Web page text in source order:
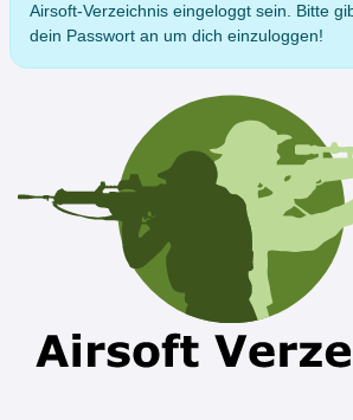
Airsoft-Verzeichnis eingeloggt sein. Bitte
dein Passwort an um dich einzuloggen!